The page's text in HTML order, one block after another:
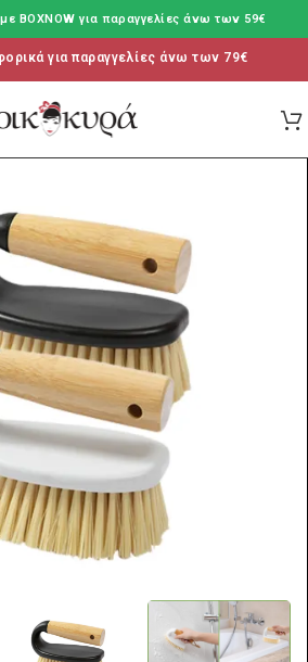
BOXNOW για παραγγελίες άνω των 59€
για παραγγελίες άνω των 79€